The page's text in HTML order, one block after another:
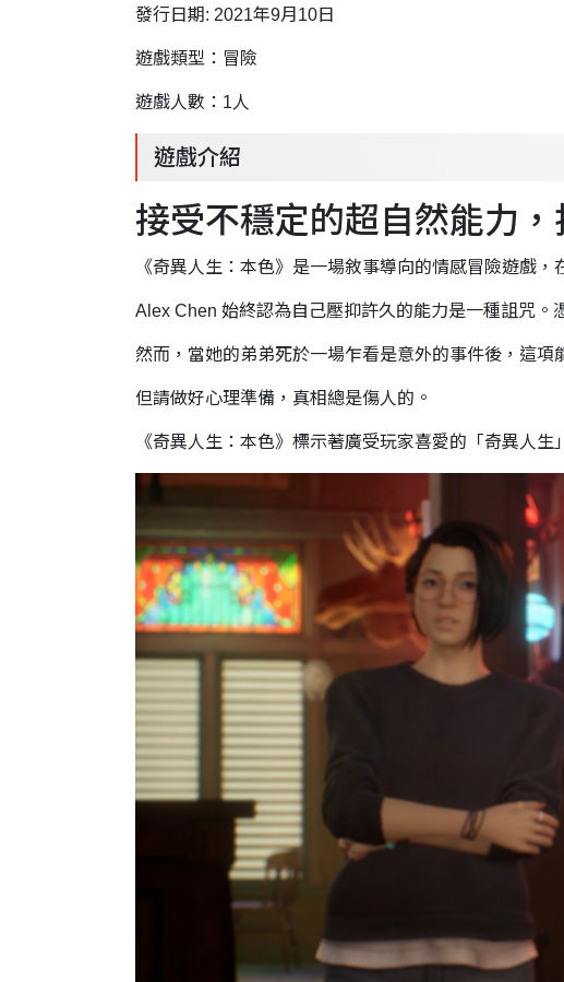
發行日期: 2021年9月10日
遊戲類型：冒險
遊戲人數：1人
遊戲介紹
接受不穩定的超自然能力
《奇異人生：本色》是一場敘事導向的情感冒險遊戲
Alex Chen 始終認為自己壓抑許久的能力是一種詛咒。
然而，當她的弟弟死於一場乍看是意外的事件後，這項
但請做好心理準備，真相總是傷人的。
《奇異人生：本色》標示著廣受玩家喜愛的「奇異人生